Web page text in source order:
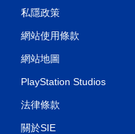
私隱政策
網站使用條款
網站地圖
PlayStation Studios
法律條款
關於SIE